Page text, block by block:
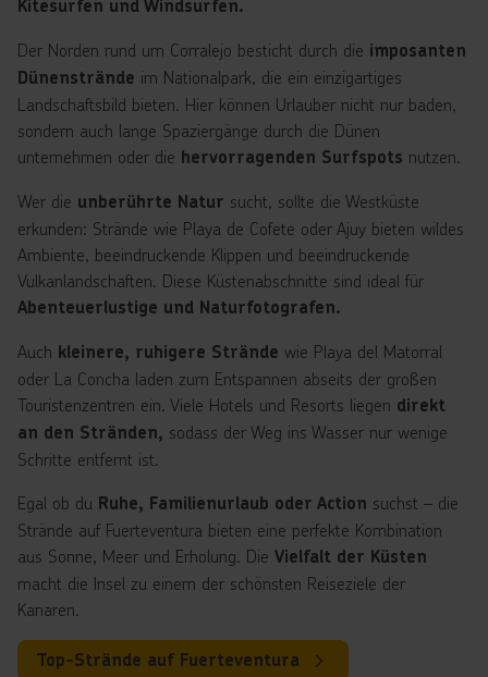
Kitesurfen und Windsurfen.
Der Norden rund um Corralejo besticht durch die imposanten
Dünenstrände im Nationalpark, die ein einzigartiges
Landschaftsbild bieten. Hier können Urlauber nicht nur baden,
sondern auch lange Spaziergänge durch die Dünen
unternehmen oder die hervorragenden Surfspots nutzen.
Wer die unberührte Natur sucht, sollte die Westküste
erkunden: Strände wie Playa de Cofete oder Ajuy bieten wildes
Ambiente, beeindruckende Klippen und beeindruckende
Vulkanlandschaften. Diese Küstenabschnitte sind ideal für
Abenteuerlustige und Naturfotografen.
Auch kleinere, ruhigere Strände wie Playa del Matorral
oder La Concha laden zum Entspannen abseits der großen
Touristenzentren ein. Viele Hotels und Resorts liegen direkt
an den Stränden, sodass der Weg ins Wasser nur wenige
Schritte entfernt ist.
Egal ob du Ruhe, Familienurlaub oder Action suchst – die
Strände auf Fuerteventura bieten eine perfekte Kombination
aus Sonne, Meer und Erholung. Die Vielfalt der Küsten
macht die Insel zu einem der schönsten Reiseziele der
Kanaren.
Top-Strände auf Fuerteventura